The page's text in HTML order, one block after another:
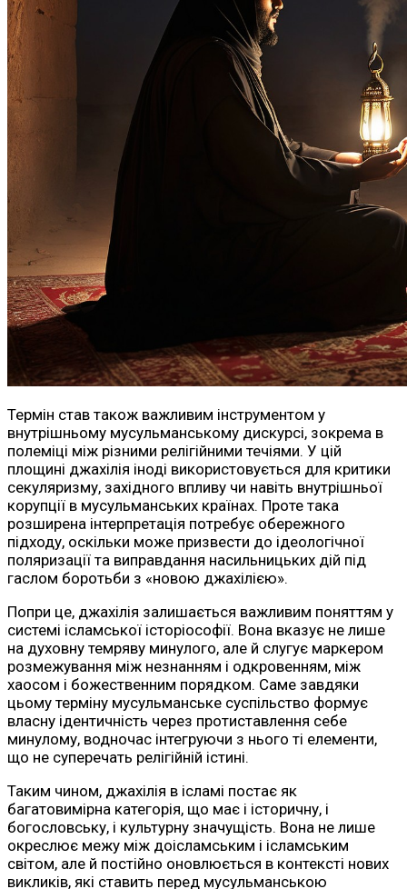
Термін став також важливим інструментом у
внутрішньому мусульманському дискурсі, зокрема в
полеміці між різними релігійними течіями. У цій
площині джахілія іноді використовується для критики
секуляризму, західного впливу чи навіть внутрішньої
корупції в мусульманських країнах. Проте така
розширена інтерпретація потребує обережного
підходу, оскільки може призвести до ідеологічної
поляризації та виправдання насильницьких дій під
гаслом боротьби з «новою джахілією».
Попри це, джахілія залишається важливим поняттям у
системі ісламської історіософії. Вона вказує не лише
на духовну темряву минулого, але й слугує маркером
розмежування між незнанням і одкровенням, між
хаосом і божественним порядком. Саме завдяки
цьому терміну мусульманське суспільство формує
власну ідентичність через протиставлення себе
минулому, водночас інтегруючи з нього ті елементи,
що не суперечать релігійній істині.
Таким чином, джахілія в ісламі постає як
багатовимірна категорія, що має і історичну, і
богословську, і культурну значущість. Вона не лише
окреслює межу між доісламським і ісламським
світом, але й постійно оновлюється в контексті нових
викликів, які ставить перед мусульманською